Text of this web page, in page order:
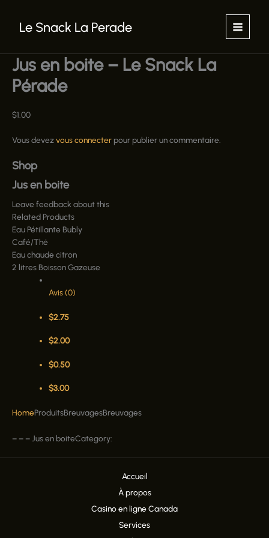
contenuLe Snack La Perade
Jus en boite – Le Snack La
Pérade
$1.00
Vous devezvous connecter pour publier un commentaire.
Shop
Jus en boite
Leave feedback about this
Related Products
Eau Pétillante Bubly
Café/Thé
Eau chaude citron
2 litres Boisson Gazeuse
Avis (0)
$2.75
$2.00
$0.50
$3.00
HomeProduitsBreuvagesBreuvages
– – – Jus en boiteCategory:
Accueil
À propos
Casino en ligne Canada
Services